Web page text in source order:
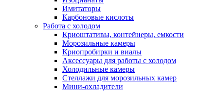
Имитаторы
Карбоновые кислоты
Работа с холодом
Криоштативы, контейнеры, емкости
Морозильные камеры
Криопробирки и виалы
Аксессуары для работы с холодом
Холодильные камеры
Стеллажи для морозильных камер
Мини-охладители